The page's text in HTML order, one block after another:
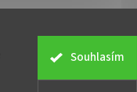
Souhlasím